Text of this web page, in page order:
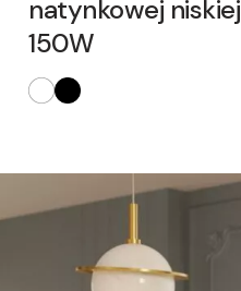
natynkowej niskiej
150W